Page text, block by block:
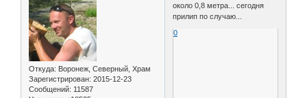
Откуда: Воронеж, Северный, Храм
Зарегистрирован: 2015-12-23
Сообщений: 11587
около 0,8 метра... сегодня
прилип по случаю...
0